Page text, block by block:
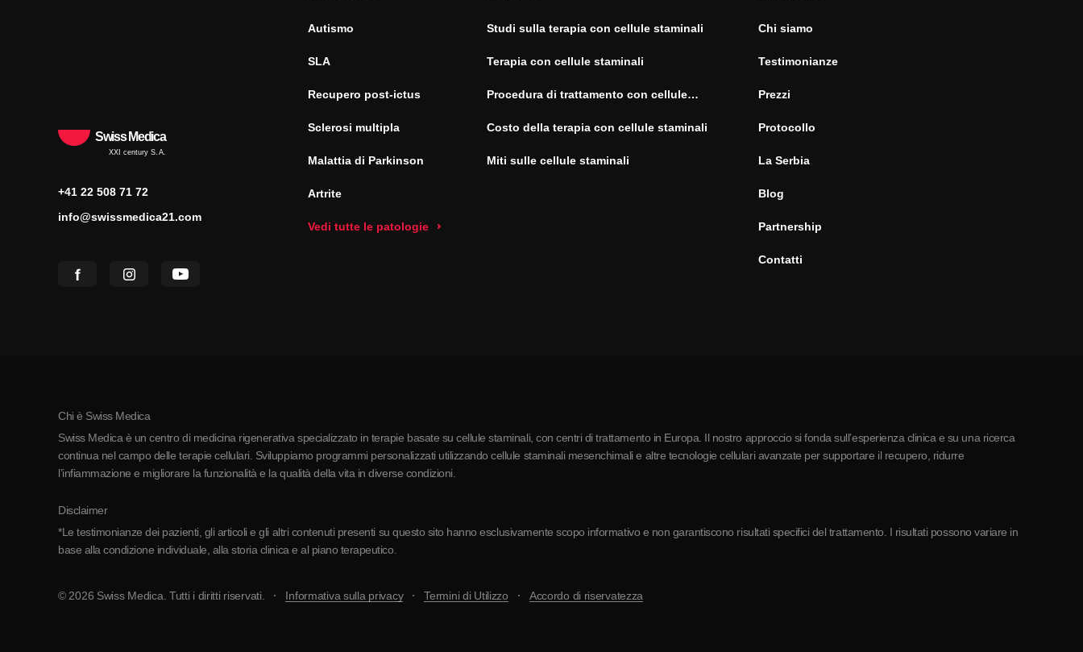
Swiss Medica
XXI century S.A.
+41 22 508 71 72
info@swissmedica21.com
Autismo
SLA
Recupero post-ictus
Sclerosi multipla
Malattia di Parkinson
Artrite
Vedi tutte le patologie
Studi sulla terapia con cellule staminali
Terapia con cellule staminali
Procedura di trattamento con cellule
Costo della terapia con cellule staminali
Miti sulle cellule staminali
Chi siamo
Testimonianze
Prezzi
Protocollo
La Serbia
Blog
Partnership
Contatti
Chi è Swiss Medica
Swiss Medica è un centro di medicina rigenerativa specializzato in terapie basate su cellule staminali, con centri di trattamento in Europa. Il nostro approccio si fonda sull’esperienza clinica e su una ricerca
continua nel campo delle terapie cellulari. Sviluppiamo programmi personalizzati utilizzando cellule staminali mesenchimali e altre tecnologie cellulari avanzate per supportare il recupero, ridurre
l’infiammazione e migliorare la funzionalità e la qualità della vita in diverse condizioni.
Disclaimer
*Le testimonianze dei pazienti, gli articoli e gli altri contenuti presenti su questo sito hanno esclusivamente scopo informativo e non garantiscono risultati specifici del trattamento. I risultati possono variare in
base alla condizione individuale, alla storia clinica e al piano terapeutico.
© 2026 Swiss Medica. Tutti i diritti riservati. Informativa sulla privacy Termini di Utilizzo Accordo di riservatezza